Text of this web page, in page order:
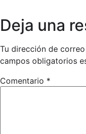
Deja una
Tu dirección de
campos obligatorios
Comentario *